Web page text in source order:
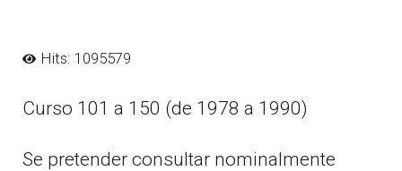
Hits: 1095579
Curso 101 a 150 (de 1978 a 1990)
Se pretender consultar nominalmente